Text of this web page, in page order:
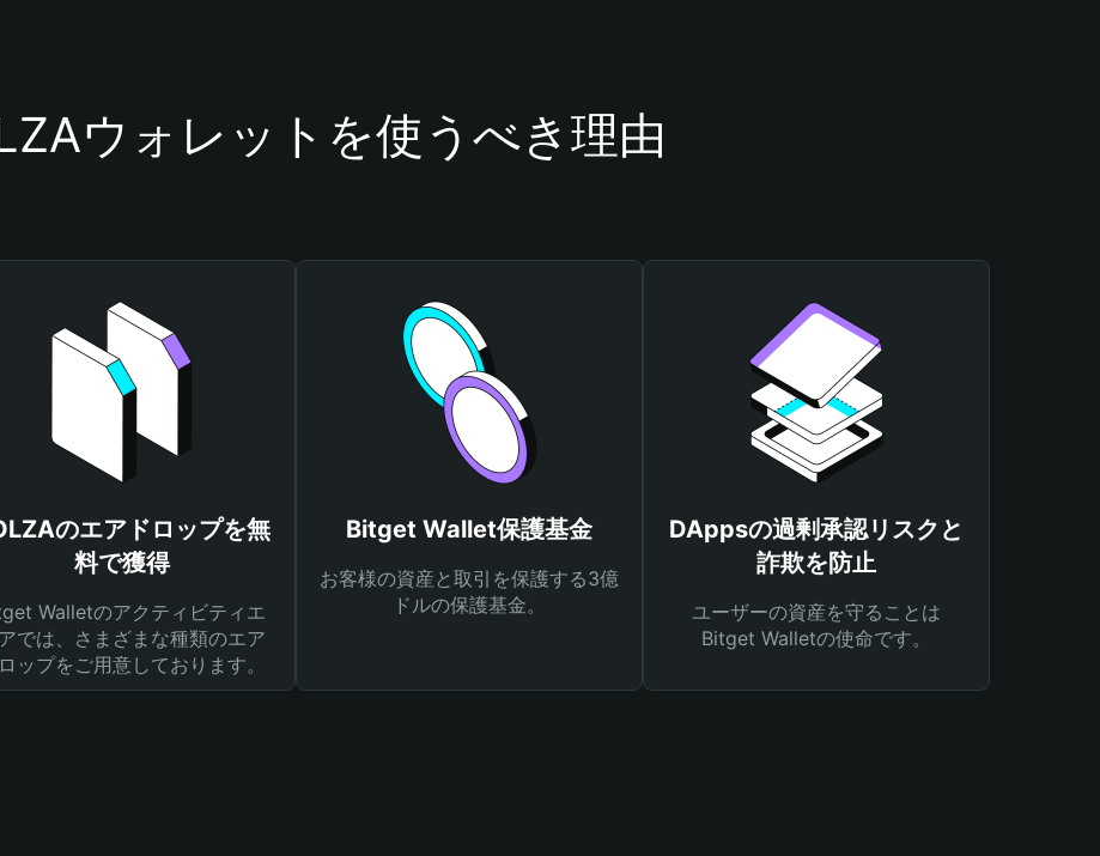
ウォレットを使うべき理由
のエアドロップを無
料で獲得
Walletのアクティビティエ
では、さまざまな種類のエア
ップをご用意しております。
Bitget Wallet保護基金
お客様の資産と取引を保護する3億
ドルの保護基金。
DAppsの過剰承認リスクと
詐欺を防止
ユーザーの資産を守ることは
Bitget Walletの使命です。